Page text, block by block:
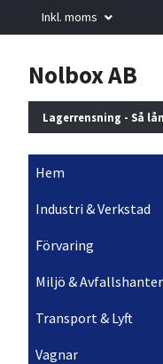
Inkl. moms
Nolbox AB
Lagerrensning - Så
Hem
Industri & Verkstad
Förvaring
Miljö &
Transport & Lyft
Vagnar